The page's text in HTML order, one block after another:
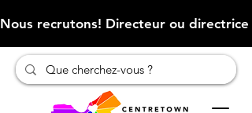
Nous recrutons! Directeur ou